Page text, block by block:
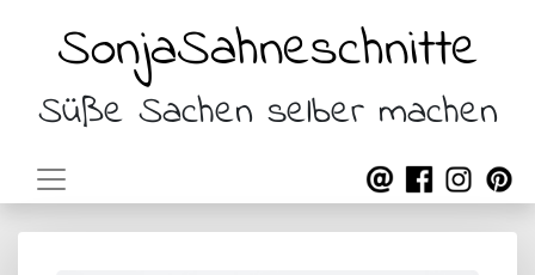
SonjaSahneschnitte
Süße Sachen selber machen